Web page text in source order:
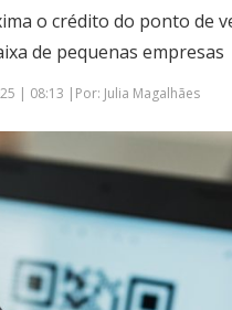
o crédito do ponto de
de pequenas empresas
| 08:13 |Por: Julia Magalhães